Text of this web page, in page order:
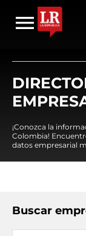
¡Conozca la
Colombia!
datos empresarial
Buscar